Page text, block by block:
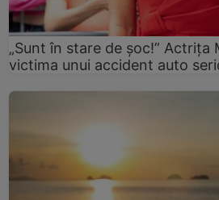
„Sunt în stare de șoc!” Actrița
victima unui accident auto